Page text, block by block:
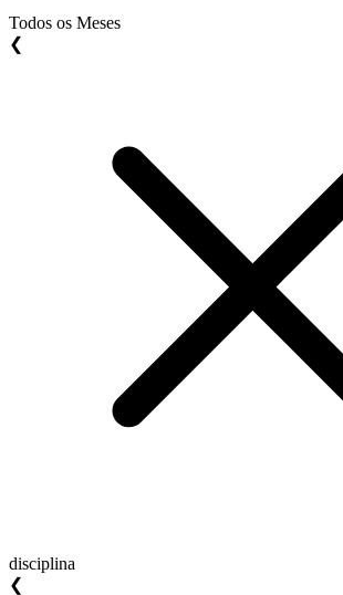
Todos os Meses
❮
disciplina
❮